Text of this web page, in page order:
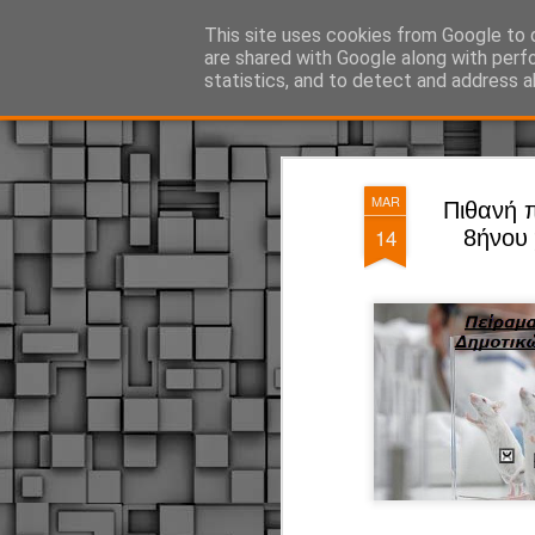
MAR
14
Πιθανή
8ήνου
This site uses cookies from Google to
are shared with Google along with
statistics, and to detect and address
ΔΗΜΟΤΙΚΗ ΑΣΤΥΝΟΜΙΑ, τα νέα!